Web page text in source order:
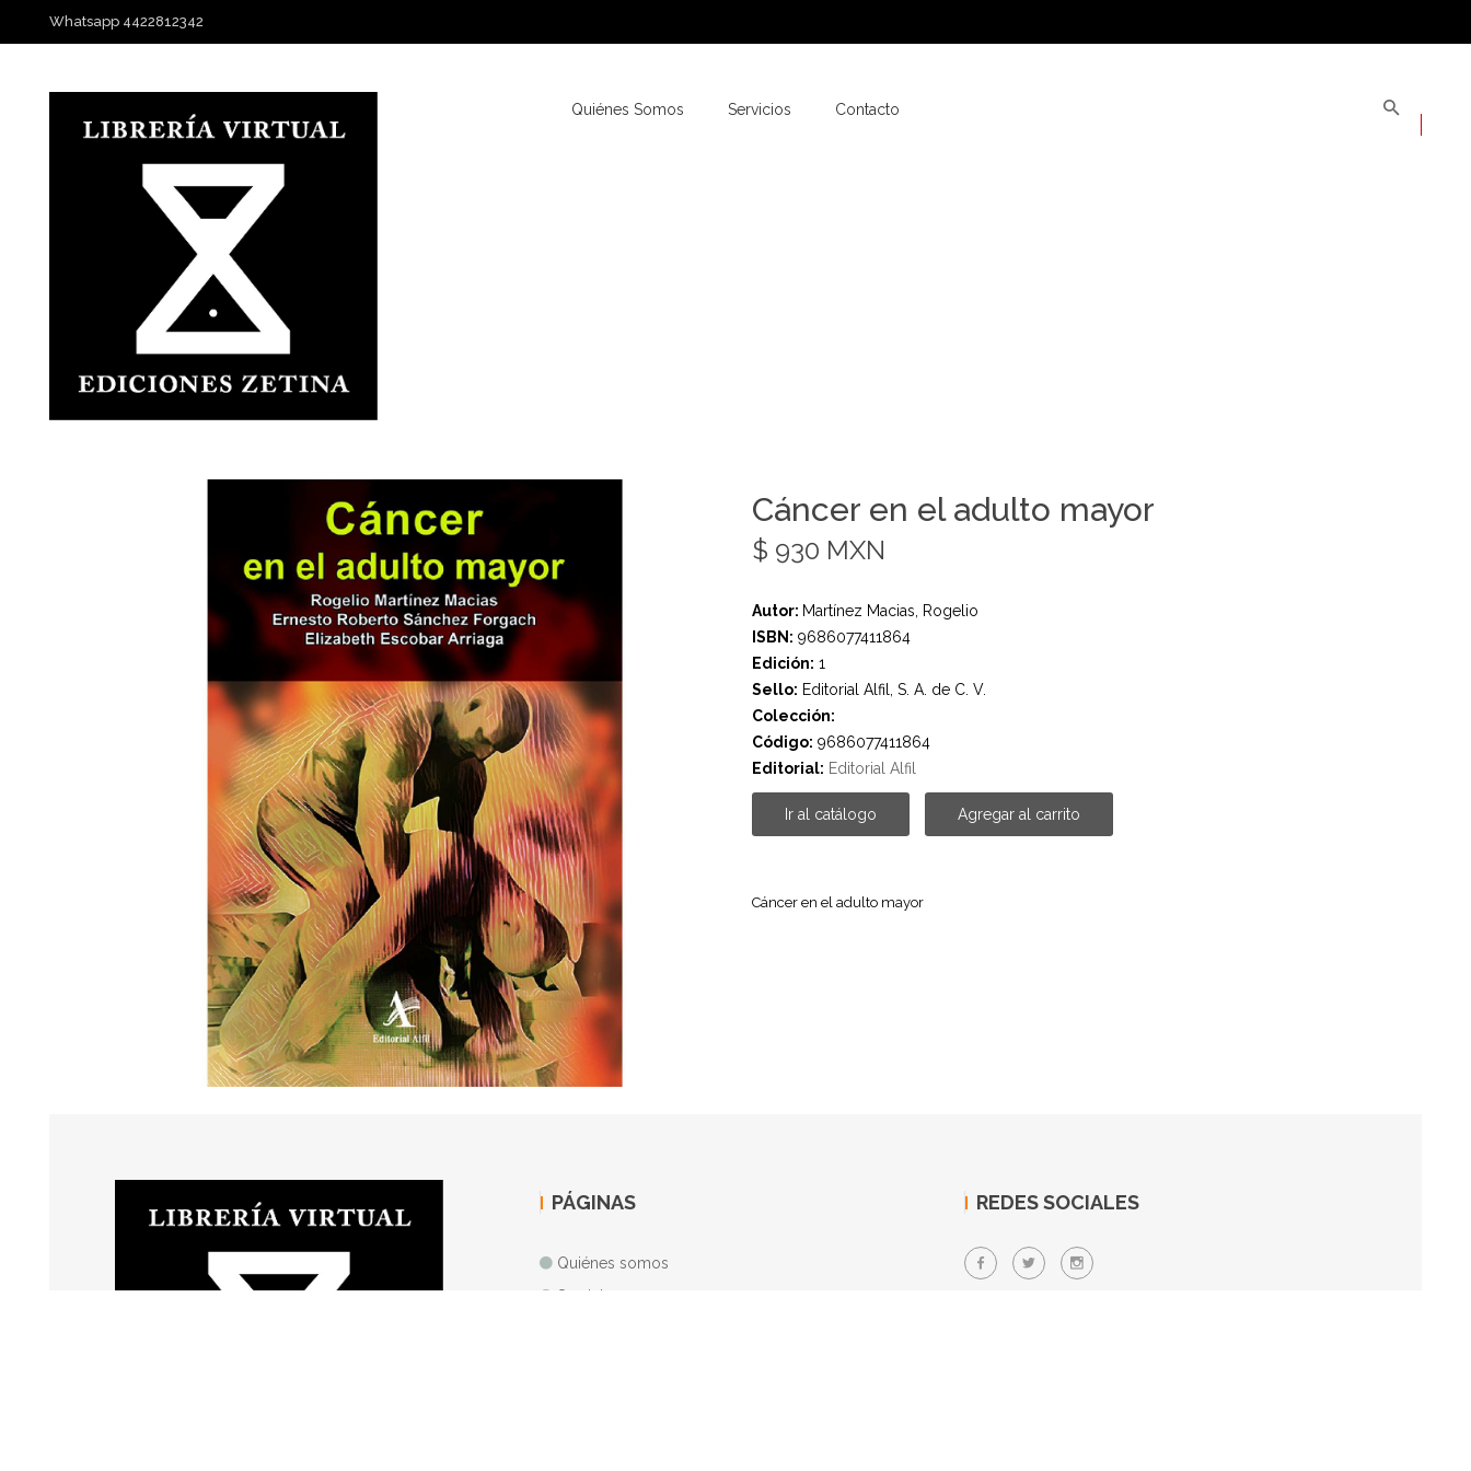
Whatsapp 4422812342
Quiénes Somos Servicios Contacto
Cáncer en el adulto mayor
$ 930 MXN
Autor: Martínez Macias, Rogelio
ISBN: 9686077411864
Edición: 1
Sello: Editorial Alfil, S. A. de C. V.
Colección:
Código: 9686077411864
Editorial: Editorial Alfil
Ir al catálogo Agregar al carrito
Cáncer en el adulto mayor
PÁGINAS
Quiénes somos
Servicios
REDES SOCIALES